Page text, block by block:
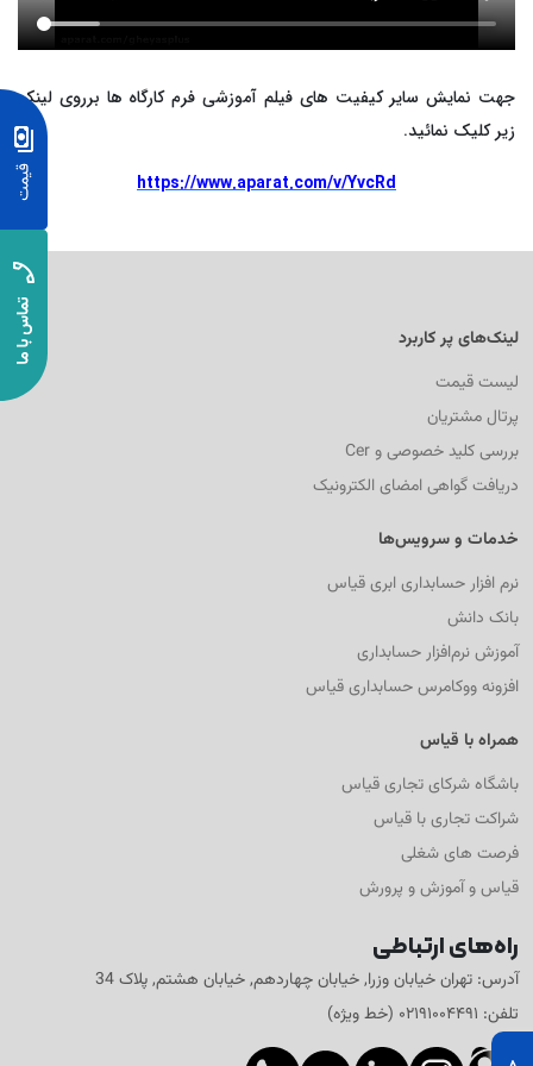
حسابداری ابری خدماتی
درآمد و هزینه خدمات با گزارش‌های شفاف و کاربردی
تولید
و دستمزد
و پرداخت
جهت نمایش سایر کیفیت های فیلم آموزشی فرم کارگاه ها برروی لینک
زیر کلیک نمائید.
https://www.aparat.com/v/YvcRd
لینک‌های پر کاربرد
لیست قیمت
پرتال مشتریان
بررسی کلید خصوصی و Cer
دریافت گواهی امضای الکترونیک
خدمات و سرویس‌ها
نرم افزار حسابداری ابری قیاس
بانک دانش
آموزش نرم‌افزار حسابداری
افزونه ووکامرس حسابداری قیاس
همراه با قیاس
باشگاه شرکای تجاری قیاس
شراکت تجاری با قیاس
فرصت های شغلی
قیاس و آموزش و پرورش
راه‌های ارتباطی
آدرس: تهران خیابان وزرا, خیابان چهاردهم, خیابان هشتم, پلاک 34
تلفن: ۰۲۱۹۱۰۰۴۴۹۱ (خط ویژه)